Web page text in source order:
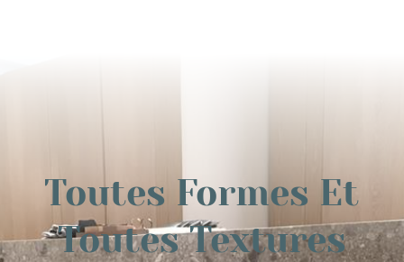
Toutes Formes Et
Toutes Textures